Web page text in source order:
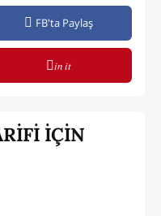
FB'ta Paylaş
in it
İÇİN